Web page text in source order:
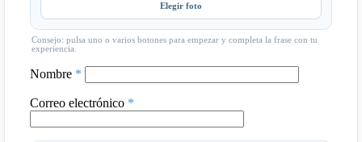
Elegir foto
Consejo: pulsa uno o varios botones para empezar y completa la frase con tu
experiencia.
Nombre *
Correo electrónico *